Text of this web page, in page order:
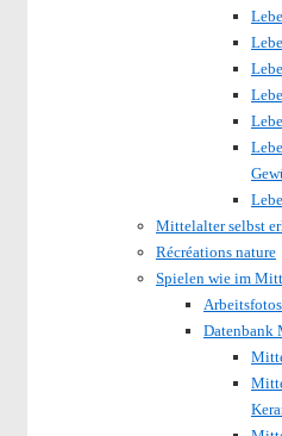
Mittelalter selbst
Récréations nature
Spielen wie im
Datenbank